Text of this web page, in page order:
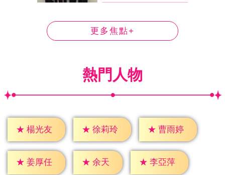
更多焦點+
熱門人物
★ 楊光友 ★ 徐莉玲 ★ 曹雨婷
★ 姜厚任 ★ 余天 ★ 李亞萍